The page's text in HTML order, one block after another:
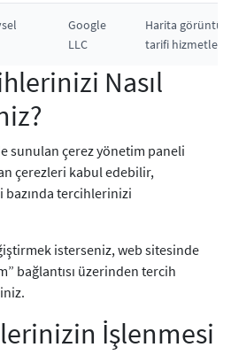
Google
LLC
Harita
tarifi
Nasıl
sunulan çerez yönetim paneli
çerezleri kabul edebilir,
tercihlerinizi
isterseniz, web sitesinde
bağlantısı üzerinden tercih
İşlenmesi